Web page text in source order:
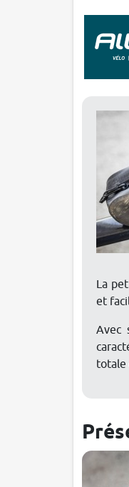
La
et
Avec
totale